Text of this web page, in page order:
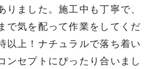
りました。施工中も丁寧で、
で気を配って作業をしてくだ
以上！ナチュラルで落ち着い
ンセプトにぴったり合いまし